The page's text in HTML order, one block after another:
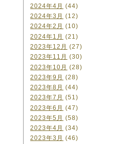
2024年4月 (44)
2024年3月 (12)
2024年2月 (10)
2024年1月 (21)
2023年12月 (27)
2023年11月 (30)
2023年10月 (28)
2023年9月 (28)
2023年8月 (44)
2023年7月 (51)
2023年6月 (47)
2023年5月 (58)
2023年4月 (34)
2023年3月 (46)